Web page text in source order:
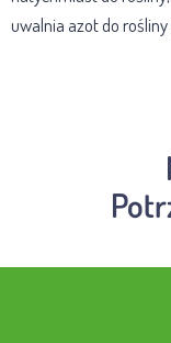
uwalnia azot do